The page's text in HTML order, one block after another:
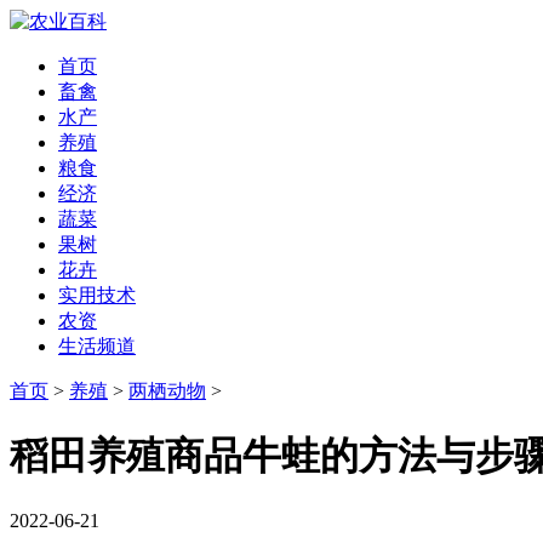
首页
畜禽
水产
养殖
粮食
经济
蔬菜
果树
花卉
实用技术
农资
生活频道
首页 > 养殖 > 两栖动物 >
稻田养殖商品牛蛙的方法与步
2022-06-21